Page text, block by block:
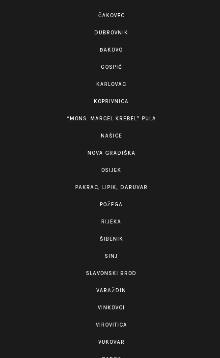
ČAKOVEC
DUBROVNIK
ĐAKOVO
GOSPIĆ
KARLOVAC
KOPRIVNICA
“MONS. MARCEL KREBEL” PULA
NAŠICE
NOVA GRADIŠKA
OSIJEK
PAKRAC, LIPIK, DARUVAR
POŽEGA
RIJEKA
ŠIBENIK
SINJ
SLAVONSKI BROD
VARAŽDIN
VINKOVCI
VIROVITICA
VUKOVAR